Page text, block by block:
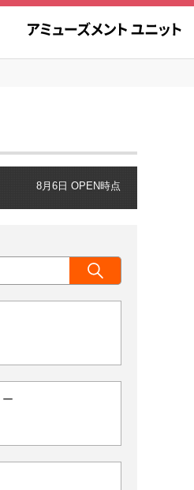
8月6日 OPEN時点